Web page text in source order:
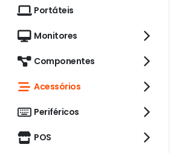
Portáteis
Monitores
Componentes
Acessórios
Periféricos
POS